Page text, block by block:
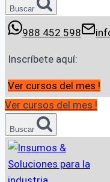
Buscar
988 452 598
Inscríbete aquí:
Ver cursos del mes !
Ver cursos del mes !
Buscar